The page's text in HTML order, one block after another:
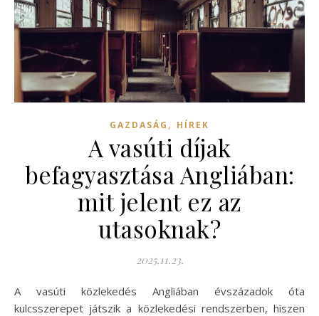
GAZDASÁG , HÍREK
A vasúti díjak
befagyasztása Angliában:
mit jelent ez az
utasoknak?
2025.11.23.
A vasúti közlekedés Angliában évszázadok óta
kulcsszerepet játszik a közlekedési rendszerben, hiszen